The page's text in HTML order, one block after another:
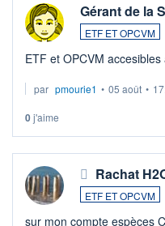
Gérant de la
ETF ET OPCVM
ETF et
par pmourie1 • 05 août •
0j'aime
Rachat
ETF ET OPCVM
sur mon compte espèces